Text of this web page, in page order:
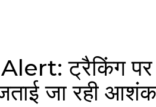
ट्रैकिंग पर
जा रही